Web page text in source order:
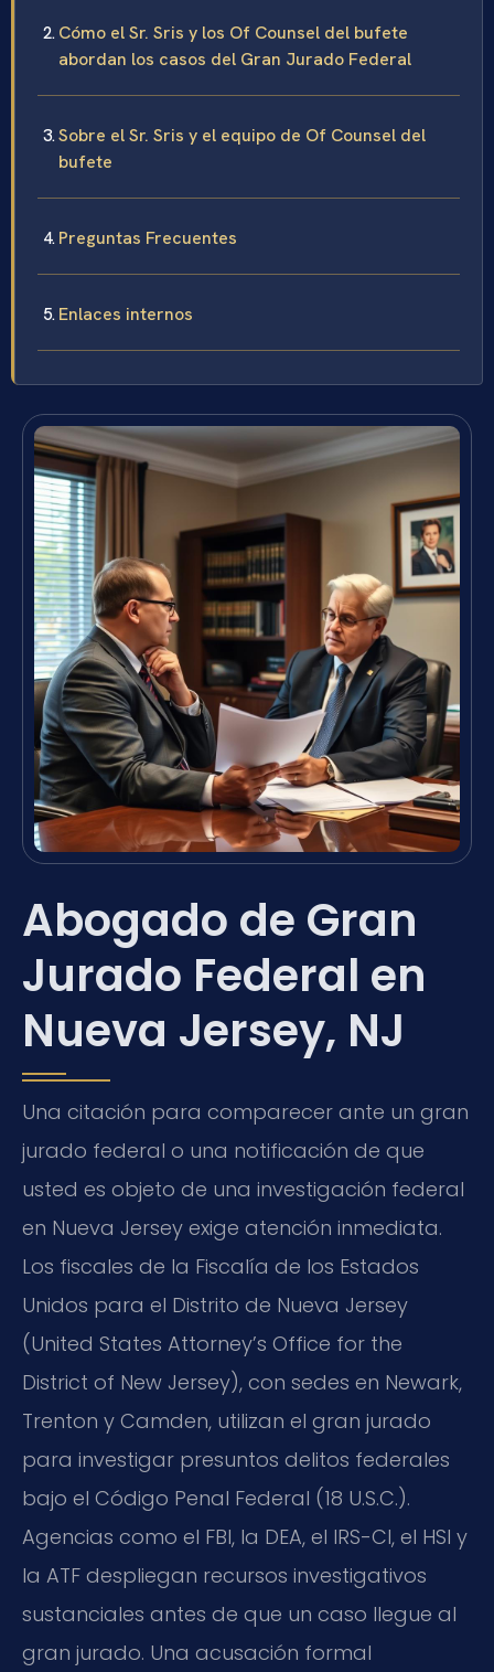
Cómo el Sr. Sris y los Of Counsel del bufete
abordan los casos del Gran Jurado Federal
Sobre el Sr. Sris y el equipo de Of Counsel del
bufete
Preguntas Frecuentes
Enlaces internos
Abogado de Gran
Jurado Federal en
Nueva Jersey, NJ
Una citación para comparecer ante un gran
jurado federal o una notificación de que
usted es objeto de una investigación federal
en Nueva Jersey exige atención inmediata.
Los fiscales de la Fiscalía de los Estados
Unidos para el Distrito de Nueva Jersey
(United States Attorney’s Office for the
District of New Jersey), con sedes en Newark,
Trenton y Camden, utilizan el gran jurado
para investigar presuntos delitos federales
bajo el Código Penal Federal (18 U.S.C.).
Agencias como el FBI, la DEA, el IRS-CI, el HSI y
la ATF despliegan recursos investigativos
sustanciales antes de que un caso llegue al
gran jurado. Una acusación formal